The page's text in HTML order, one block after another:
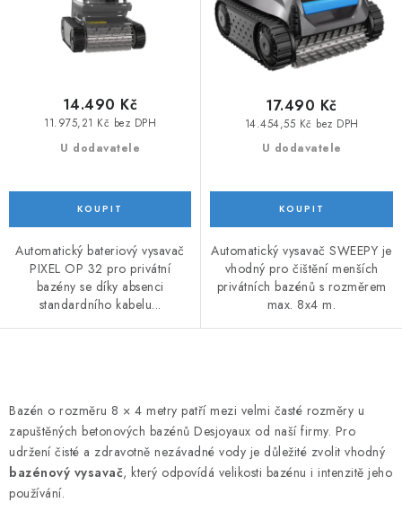
U dodavatele
11.975,21 Kč bez DPH
14.490 Kč
Automatický bateriový vysavač
PIXEL OP 32 pro privátní
bazény se díky absenci
standardního kabelu...
U dodavatele
14.454,55 Kč bez DPH
17.490 Kč
Automatický vysavač SWEEPY je
vhodný pro čištění menších
privátních bazénů s rozměrem
max. 8x4 m.
v
l
á
d
a
Bazén o rozměru 8 × 4 metry patří mezi velmi časté rozměry u
zapuštěných betonových bazénů Desjoyaux od naší firmy. Pro
udržení čisté a zdravotně nezávadné vody je důležité zvolit vhodný
bazénový vysavač, který odpovídá velikosti bazénu i intenzitě jeho
používání.